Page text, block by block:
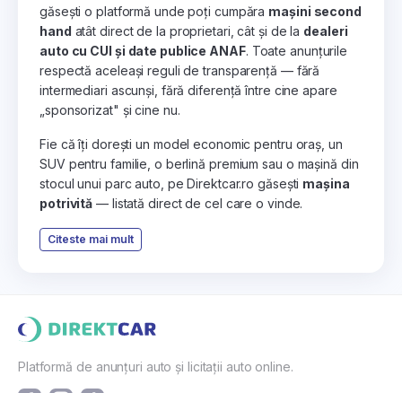
găsești o platformă unde poți cumpăra mașini second
hand atât direct de la proprietari, cât și de la dealeri
auto cu CUI și date publice ANAF. Toate anunțurile
respectă aceleași reguli de transparență — fără
intermediari ascunși, fără diferență între cine apare
„sponsorizat" și cine nu.
Fie că îți dorești un model economic pentru oraș, un
SUV pentru familie, o berlină premium sau o mașină din
stocul unui parc auto, pe Direktcar.ro găsești mașina
potrivită — listată direct de cel care o vinde.
Citeste mai mult
Platformă de anunțuri auto și licitații auto online.